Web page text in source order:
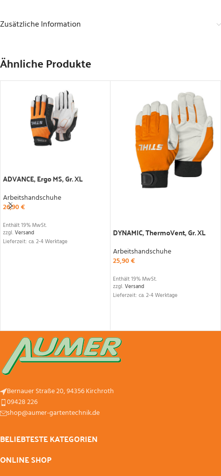
Zusätzliche Information
Ähnliche Produkte
ADVANCE, Ergo MS, Gr. XL
Arbeitshandschuhe
26,90€
Enthält 19% MwSt.
zzgl.Versand
Lieferzeit: ca. 2-4 Werktage
DYNAMIC, ThermoVent, Gr. XL
Arbeitshandschuhe
25,90€
Enthält 19% MwSt.
zzgl.Versand
Lieferzeit: ca. 2-4 Werktage
Bernauer Straße 20, 94356 Kirchroth
09428 226
shop@aumer-gartentechnik.de
BELIEBTESTE KATEGORIEN
ONLINE SHOP